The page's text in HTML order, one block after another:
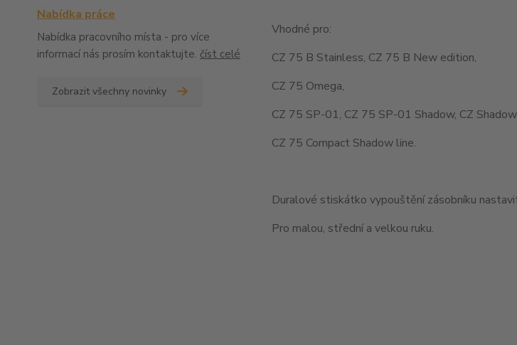
Nabídka práce
Nabídka pracovního místa - pro více
informací nás prosím kontaktujte. číst celé
Zobrazit všechny novinky
Vhodné pro:
CZ 75 B Stainless, CZ 75 B New edition,
CZ 75 Omega,
CZ 75 SP-01, CZ 75 SP-01 Shadow, CZ
CZ 75 Compact Shadow line.
Duralové stiskátko vypouštění zásobníku
Pro malou, střední a velkou ruku.